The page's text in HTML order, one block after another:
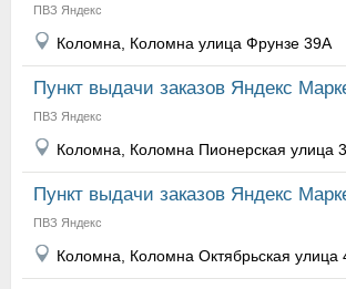
ПВЗ Яндекс
Коломна, Коломна улица Фрунзе 39А
Пункт выдачи заказов Яндекс
ПВЗ Яндекс
Коломна, Коломна Пионерская улица
Пункт выдачи заказов Яндекс
ПВЗ Яндекс
Коломна, Коломна Октябрьская улица